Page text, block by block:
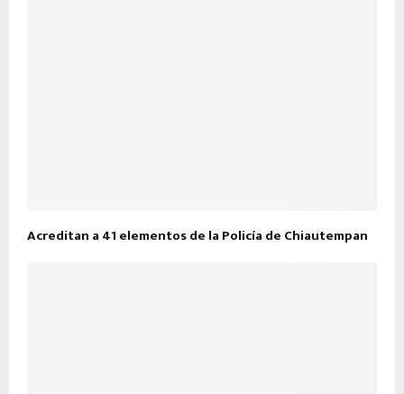
Acreditan a 41 elementos de la Policía de Chiautempan